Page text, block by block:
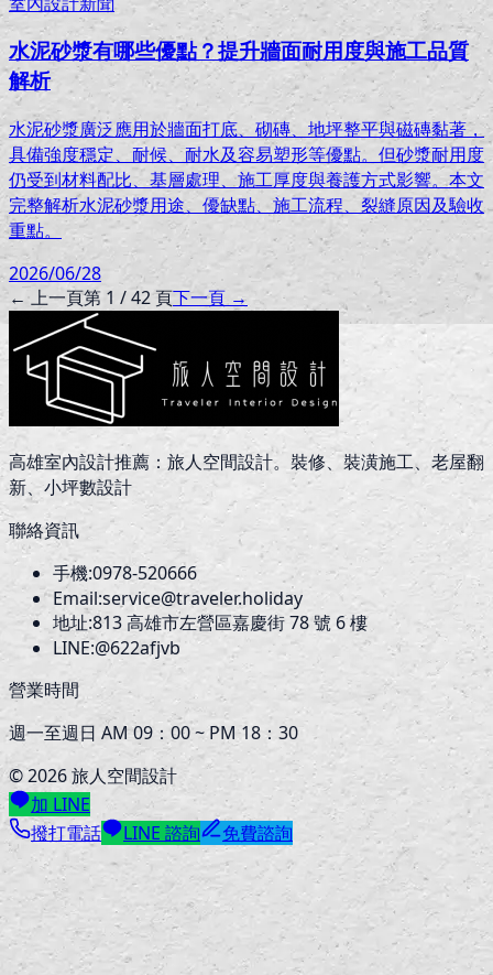
水泥砂漿有哪些優點？提升牆面耐用度與施工品質
解析
水泥砂漿廣泛應用於牆面打底、砌磚、地坪整平與磁磚黏著，
具備強度穩定、耐候、耐水及容易塑形等優點。但砂漿耐用度
仍受到材料配比、基層處理、施工厚度與養護方式影響。本文
完整解析水泥砂漿用途、優缺點、施工流程、裂縫原因及驗收
重點。
2026/06/28
← 上一頁第 1 /42 頁下一頁 →
高雄室內設計推薦：旅人空間設計。裝修、裝潢施工、老屋翻
新、小坪數設計
聯絡資訊
手機:0978-520666
Email:service@traveler.holiday
地址:813高雄市左營區嘉慶街 78 號 6 樓
LINE:@622afjvb
營業時間
週一至週日 AM 09：00 ~ PM 18：30
©2026旅人空間設計
加 LINE
撥打電話
LINE 諮詢 免費諮詢